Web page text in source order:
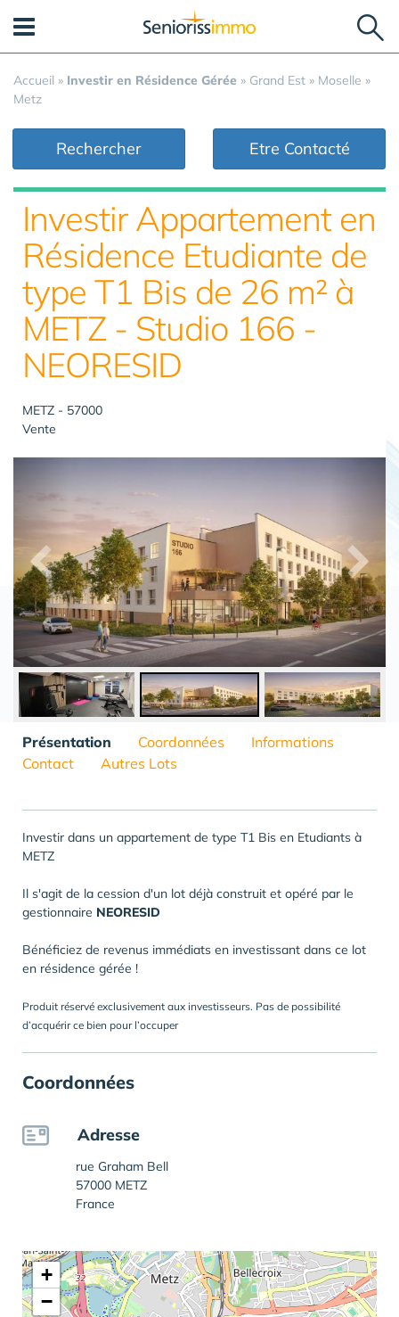
Accueil » Investir en Résidence Gérée » Grand Est » Moselle »
Metz
Rechercher Etre Contacté
Investir Appartement en
Résidence Etudiante de
type T1 Bis de 26 m² à
METZ - Studio 166 -
NEORESID
METZ - 57000
Vente
Présentation Coordonnées
Informations
Contact
Autres Lots
Investir dans un appartement de type T1 Bis en Etudiants à
METZ
Il s'agit de la cession d'un lot déjà construit et opéré par le
gestionnaire NEORESID
Bénéficiez de revenus immédiats en investissant dans ce lot
en résidence gérée !
Produit réservé exclusivement aux investisseurs. Pas de possibilité
d’acquérir ce bien pour l’occuper
Coordonnées
Adresse
rue Graham Bell
57000 METZ
France
+
−